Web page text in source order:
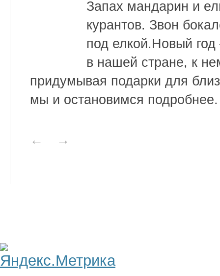
Запах мандарин и
курантов. Звон
под елкой.Новый
в нашей стране, к
придумывая подарки для
мы и остановимся подробнее.
← →